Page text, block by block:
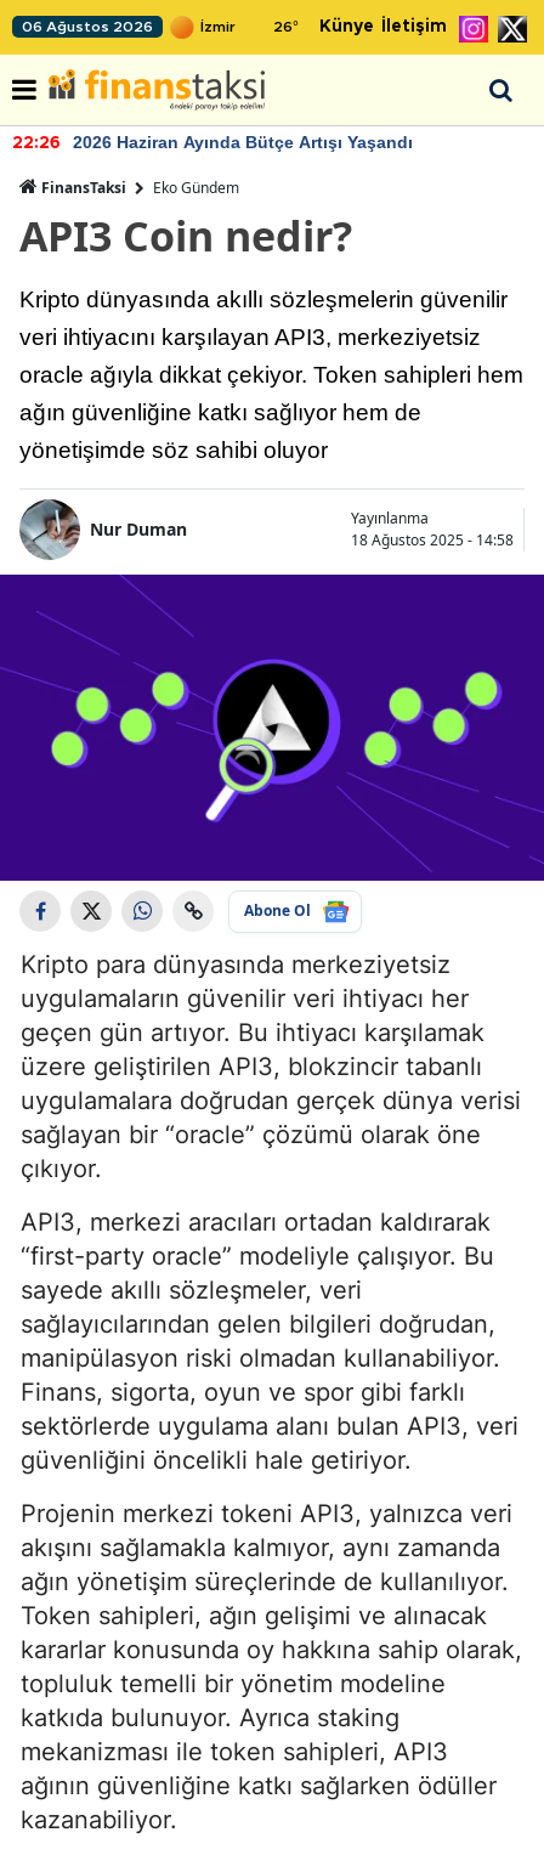
06 Ağustos 2026 26° Künye İletişim
22:26 2026 Haziran Ayında Bütçe Artışı Yaşandı
FinansTaksi Eko Gündem
API3 Coin nedir?
Kripto dünyasında akıllı sözleşmelerin güvenilir
veri ihtiyacını karşılayan API3, merkeziyetsiz
oracle ağıyla dikkat çekiyor. Token sahipleri hem
ağın güvenliğine katkı sağlıyor hem de
yönetişimde söz sahibi oluyor
Nur Duman
Yayınlanma
18 Ağustos 2025 - 14:58
Abone Ol
Kripto para dünyasında merkeziyetsiz
uygulamaların güvenilir veri ihtiyacı her
geçen gün artıyor. Bu ihtiyacı karşılamak
üzere geliştirilen API3, blokzincir tabanlı
uygulamalara doğrudan gerçek dünya verisi
sağlayan bir “oracle” çözümü olarak öne
çıkıyor.
API3, merkezi aracıları ortadan kaldırarak
“first-party oracle” modeliyle çalışıyor. Bu
sayede akıllı sözleşmeler, veri
sağlayıcılarından gelen bilgileri doğrudan,
manipülasyon riski olmadan kullanabiliyor.
Finans, sigorta, oyun ve spor gibi farklı
sektörlerde uygulama alanı bulan API3, veri
güvenliğini öncelikli hale getiriyor.
Projenin merkezi tokeni API3, yalnızca veri
akışını sağlamakla kalmıyor, aynı zamanda
ağın yönetişim süreçlerinde de kullanılıyor.
Token sahipleri, ağın gelişimi ve alınacak
kararlar konusunda oy hakkına sahip olarak,
topluluk temelli bir yönetim modeline
katkıda bulunuyor. Ayrıca staking
mekanizması ile token sahipleri, API3
ağının güvenliğine katkı sağlarken ödüller
kazanabiliyor.